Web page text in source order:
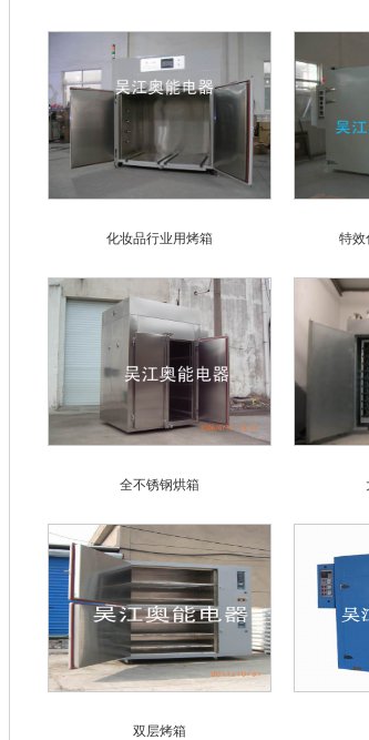
化妆品行业用烤箱 特效
全不锈钢烘箱
双层烤箱